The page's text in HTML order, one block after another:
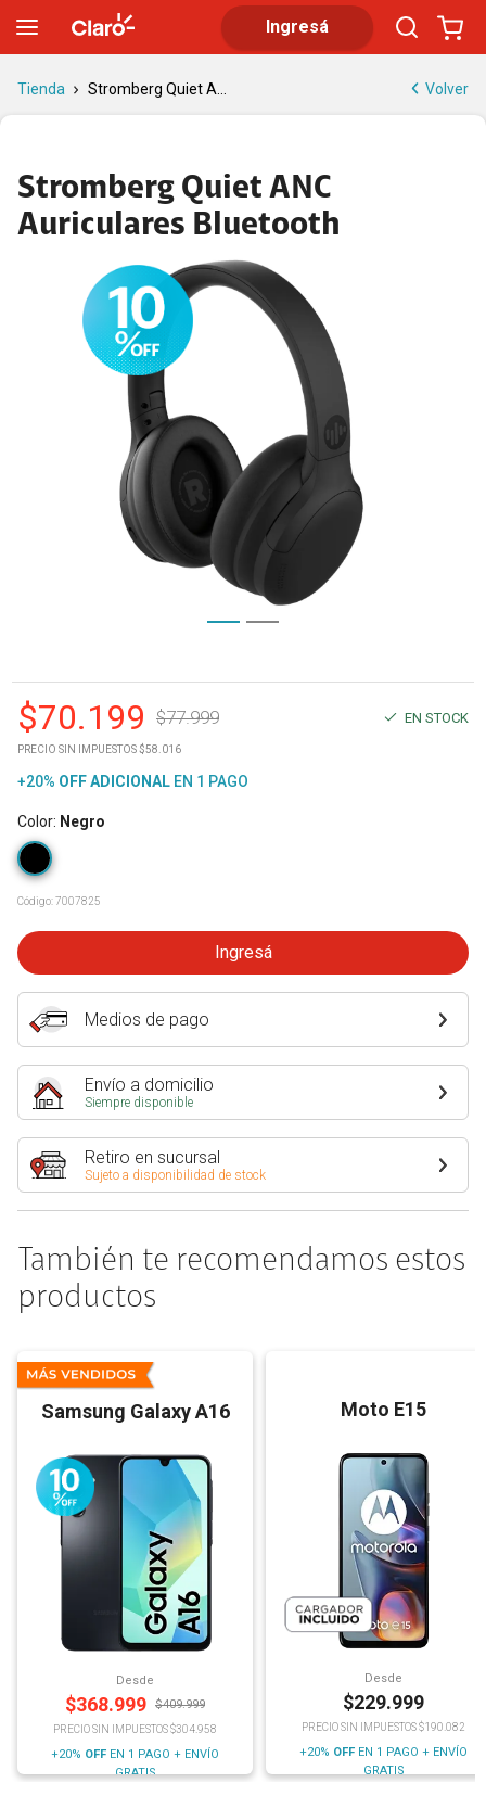
Ingresá
Tienda Stromberg Quiet A... Volver
Stromberg Quiet ANC
Auriculares Bluetooth
$70.199 $77.999 EN STOCK
PRECIO SIN IMPUESTOS $58.016
+20% OFFADICIONAL EN 1 PAGO
Color: Negro
Código:7007825
Ingresá
Medios de pago
Envío a domicilio
Siempre disponible
Retiro en sucursal
Sujeto a disponibilidad de stock
También te recomendamos estos
productos
Samsung Galaxy A16
Desde
$368.999 $409.999
PRECIO SIN IMPUESTOS $304.958
+20% OFF EN 1 PAGO + ENVÍO
GRATIS
Moto E15
Desde
$229.999
PRECIO SIN IMPUESTOS $190.082
+20% OFF EN 1 PAGO + ENVÍO
GRATIS
Stromberg Quiet ANC Auriculares Bluetooth